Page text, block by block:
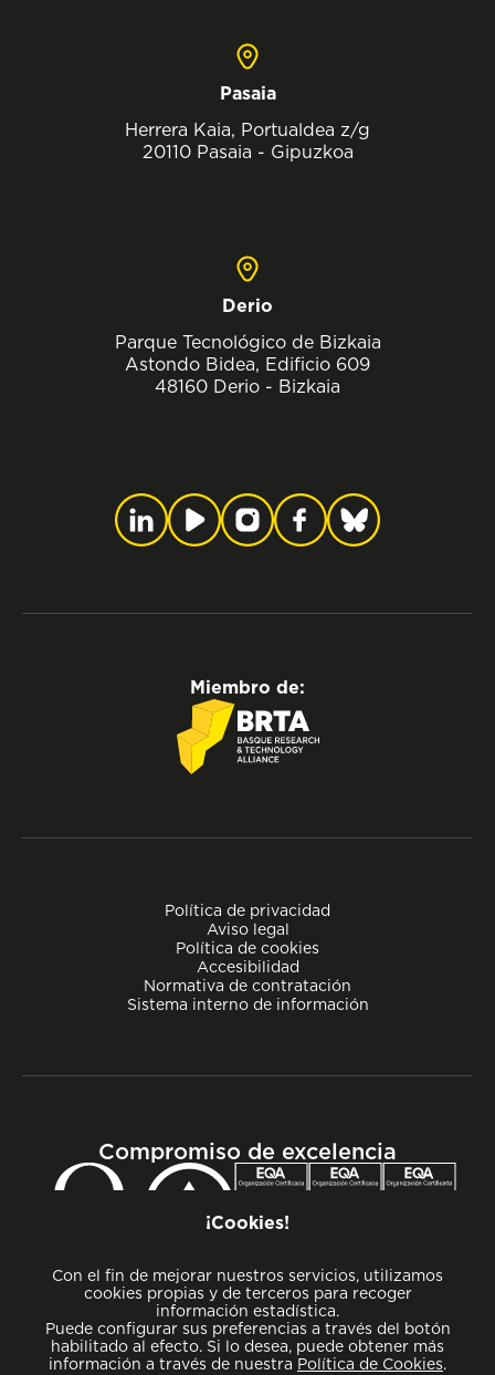
Pasaia
Herrera Kaia, Portualdea z/g
20110 Pasaia - Gipuzkoa
Derio
Parque Tecnológico de Bizkaia
Astondo Bidea, Edificio 609
48160 Derio - Bizkaia
Política de privacidad
Aviso legal
Política de cookies
Accesibilidad
Normativa de contratación
Sistema interno de información
Miembro de:
Compromiso de excelencia
¡Cookies!
Con el fin de mejorar nuestros servicios, utilizamos
cookies propias y de terceros para recoger
información estadística.
Puede configurar sus preferencias a través del botón
habilitado al efecto. Si lo desea, puede obtener más
información a través de nuestra Política de Cookies.